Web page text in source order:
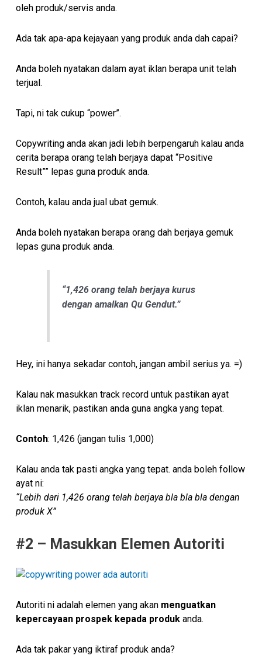
oleh produk/servis anda.
Ada tak apa-apa kejayaan yang produk anda dah capai?
Anda boleh nyatakan dalam ayat iklan berapa unit telah
terjual.
Tapi, ni tak cukup “power”.
Copywriting anda akan jadi lebih berpengaruh kalau anda
cerita berapa orang telah berjaya dapat “Positive
Result”” lepas guna produk anda.
Contoh, kalau anda jual ubat gemuk.
Anda boleh nyatakan berapa orang dah berjaya gemuk
lepas guna produk anda.
“1,426 orang telah berjaya kurus
dengan amalkan Qu Gendut.”
Hey, ini hanya sekadar contoh, jangan ambil serius ya. =)
Kalau nak masukkan track record untuk pastikan ayat
iklan menarik, pastikan anda guna angka yang tepat.
Contoh: 1,426 (jangan tulis 1,000)
Kalau anda tak pasti angka yang tepat. anda boleh follow
ayat ni:
“Lebih dari 1,426 orang telah berjaya bla bla bla dengan
produk X”
#2 – Masukkan Elemen Autoriti
Autoriti ni adalah elemen yang akan menguatkan
kepercayaan prospek kepada produk anda.
Ada tak pakar yang iktiraf produk anda?